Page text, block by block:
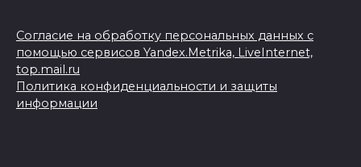
Согласие на обработку персональных данных с
помощью сервисов Yandex.Metrika, LiveInternet,
top.mail.ru
Политика конфиденциальности и защиты
информации